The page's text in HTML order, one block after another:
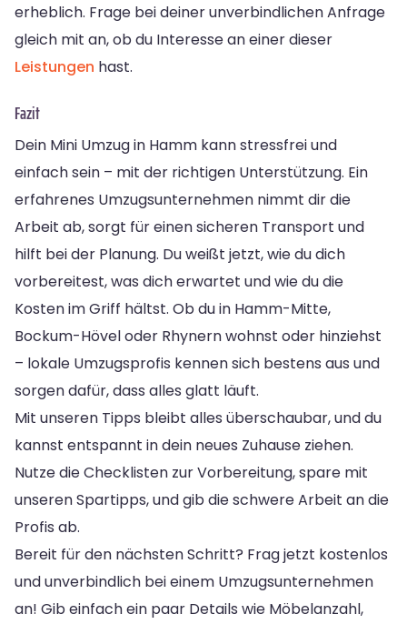
erheblich. Frage bei deiner unverbindlichen Anfrage
gleich mit an, ob du Interesse an einer dieser
Leistungen hast.
Fazit
Dein Mini Umzug in Hamm kann stressfrei und
einfach sein – mit der richtigen Unterstützung. Ein
erfahrenes Umzugsunternehmen nimmt dir die
Arbeit ab, sorgt für einen sicheren Transport und
hilft bei der Planung. Du weißt jetzt, wie du dich
vorbereitest, was dich erwartet und wie du die
Kosten im Griff hältst. Ob du in Hamm-Mitte,
Bockum-Hövel oder Rhynern wohnst oder hinziehst
– lokale Umzugsprofis kennen sich bestens aus und
sorgen dafür, dass alles glatt läuft.
Mit unseren Tipps bleibt alles überschaubar, und du
kannst entspannt in dein neues Zuhause ziehen.
Nutze die Checklisten zur Vorbereitung, spare mit
unseren Spartipps, und gib die schwere Arbeit an die
Profis ab.
Bereit für den nächsten Schritt? Frag jetzt kostenlos
und unverbindlich bei einem Umzugsunternehmen
an! Gib einfach ein paar Details wie Möbelanzahl,